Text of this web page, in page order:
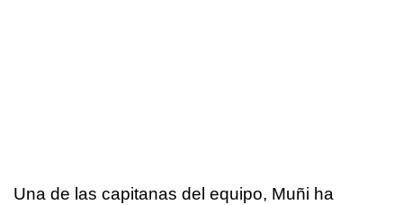
Una de las capitanas del equipo, Muñi ha